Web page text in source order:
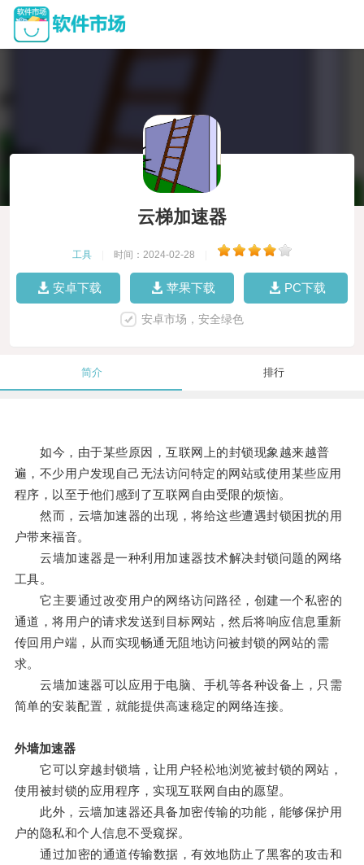
云梯加速器
工具 时间：2024-02-28
安卓下载 苹果下载 PC下载
安卓市场，安全绿色
简介 排行
如今，由于某些原因，互联网上的封锁现象越来越普
遍，不少用户发现自己无法访问特定的网站或使用某些应用
程序，以至于他们感到了互联网自由受限的烦恼。
然而，云墙加速器的出现，将给这些遭遇封锁困扰的用
户带来福音。
云墙加速器是一种利用加速器技术解决封锁问题的网络
工具。
它主要通过改变用户的网络访问路径，创建一个私密的
通道，将用户的请求发送到目标网站，然后将响应信息重新
传回用户端，从而实现畅通无阻地访问被封锁的网站的需
求。
云墙加速器可以应用于电脑、手机等各种设备上，只需
简单的安装配置，就能提供高速稳定的网络连接。
外墙加速器
它可以穿越封锁墙，让用户轻松地浏览被封锁的网站，
使用被封锁的应用程序，实现互联网自由的愿望。
此外，云墙加速器还具备加密传输的功能，能够保护用
户的隐私和个人信息不受窥探。
通过加密的通道传输数据，有效地防止了黑客的攻击和